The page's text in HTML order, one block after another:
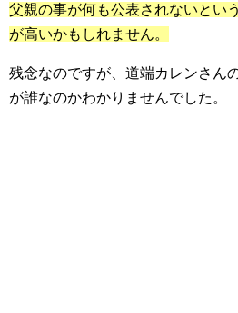
父親の事が何も公表されないとい
が高いかもしれません。
残念なのですが、道端カレンさん
が誰なのかわかりませんでした。